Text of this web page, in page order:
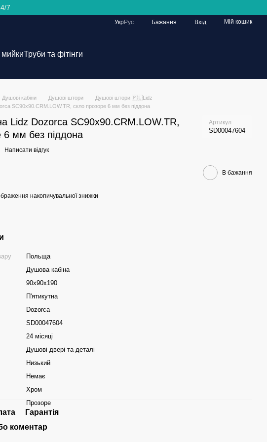
7
УкрРус Бажання Вхід Мій кошик
мийкиТруби та фітінги
Душові кабіни Душові штори
Душові штори 🇵🇱Lidz
SC90x90.CRM.LOW.TR, скло прозоре 6 мм без піддона
Lidz Dozorca SC90x90.CRM.LOW.TR,
6 мм без піддона
Артикул
SD00047604
Написати відгук
В бажання
накопичувальної знижки
Польща
Душова кабіна
90x90x190
П'ятикутна
Dozorca
SD00047604
24 місяці
Душові двері та деталі
Низький
Немає
Хром
Прозоре
Гарантія
коментар